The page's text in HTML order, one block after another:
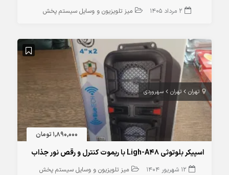
2 مرداد 1405 میز تلویزیون و وسایل سیستم پخش
تهران تهران سهروردی
1,890,000 تومان
اسپیکر بلوتوثی Ligh-A48 با ریموت کنترل و رقص نور جذاب
12 شهریور 1404 میز تلویزیون و وسایل سیستم پخش